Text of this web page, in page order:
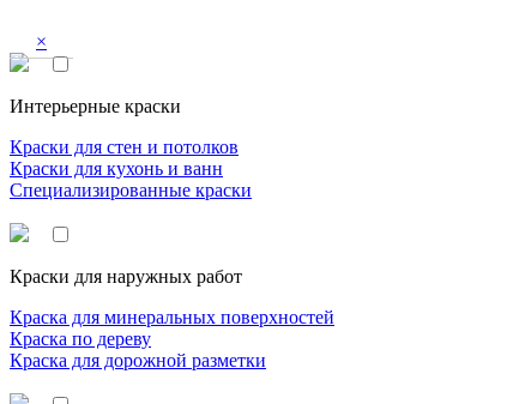
×
Интерьерные краски
Краски для стен и потолков
Краски для кухонь и ванн
Специализированные краски
Краски для наружных работ
Краска для минеральных поверхностей
Краска по дереву
Краска для дорожной разметки